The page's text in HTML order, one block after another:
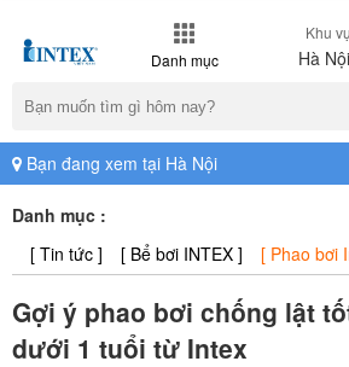
Danh mục
Khu
Hà
Bạn đang xem tại Hà Nội
Danh mục :
[ Tin tức ]
[ Bể bơi INTEX ] [ Phao bơi
Gợi ý phao bơi chống lật
dưới 1 tuổi từ Intex